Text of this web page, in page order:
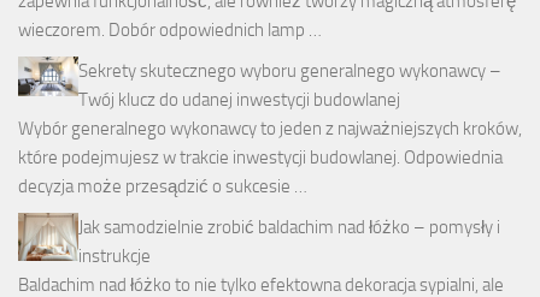
wieczorem. Dobór odpowiednich lamp …
Sekrety skutecznego wyboru generalnego wykonawcy –
Twój klucz do udanej inwestycji budowlanej
Wybór generalnego wykonawcy to jeden z najważniejszych kroków,
które podejmujesz w trakcie inwestycji budowlanej. Odpowiednia
decyzja może przesądzić o sukcesie …
Jak samodzielnie zrobić baldachim nad łóżko – pomysły i
instrukcje
Baldachim nad łóżko to nie tylko efektowna dekoracja sypialni, ale